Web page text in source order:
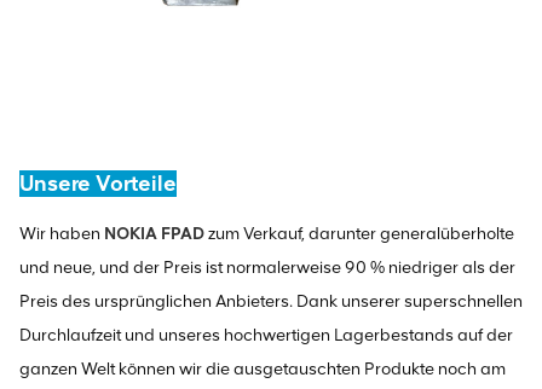
Unsere Vorteile
Wir haben NOKIA FPADzum Verkauf, darunter generalüberholte
und neue, und der Preis ist normalerweise 90 % niedriger als der
Preis des ursprünglichen Anbieters. Dank unserer superschnellen
Durchlaufzeit und unseres hochwertigen Lagerbestands auf der
ganzen Welt können wir die ausgetauschten Produkte noch am